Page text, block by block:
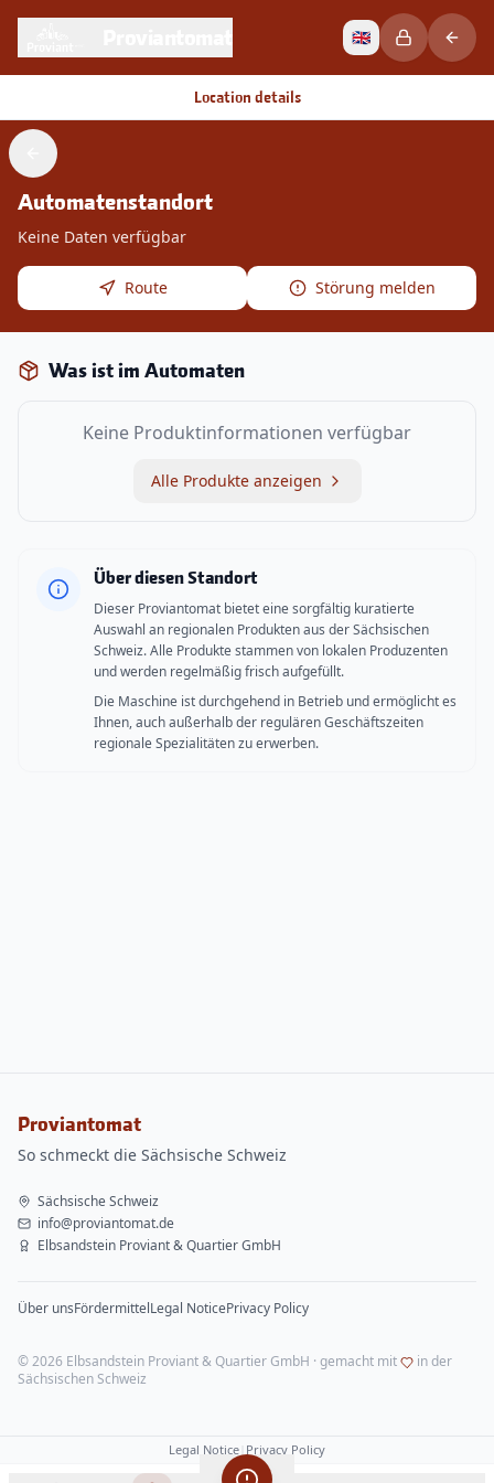
🇬🇧
Location details
Automatenstandort
Keine Daten verfügbar
Route Störung melden
Was ist im Automaten
Keine Produktinformationen verfügbar
Alle Produkte anzeigen
Über diesen Standort
Dieser Proviantomat bietet eine sorgfältig kuratierte
Auswahl an regionalen Produkten aus der Sächsischen
Schweiz. Alle Produkte stammen von lokalen Produzenten
und werden regelmäßig frisch aufgefüllt.
Die Maschine ist durchgehend in Betrieb und ermöglicht es
Ihnen, auch außerhalb der regulären Geschäftszeiten
regionale Spezialitäten zu erwerben.
Proviantomat
So schmeckt die Sächsische Schweiz
Sächsische Schweiz
info@proviantomat.de
Elbsandstein Proviant & Quartier GmbH
Über unsFördermittelLegal NoticePrivacy Policy
©2026 Elbsandstein Proviant & Quartier GmbH · gemacht mit
in der
Sächsischen Schweiz
Legal Notice Privacy Policy